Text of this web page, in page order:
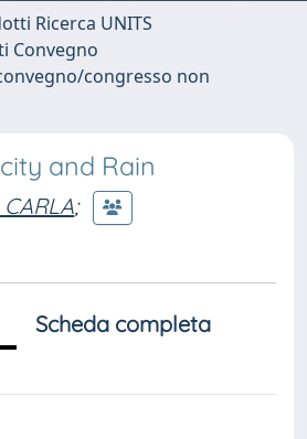
Ricerca UNITS
Convegno
congresso non
and Rain
CARLA;
Scheda completa